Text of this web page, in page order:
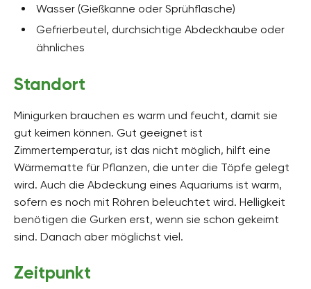
Wasser (Gießkanne oder Sprühflasche)
Gefrierbeutel, durchsichtige Abdeckhaube oder
ähnliches
Standort
Minigurken brauchen es warm und feucht, damit sie
gut keimen können. Gut geeignet ist
Zimmertemperatur, ist das nicht möglich, hilft eine
Wärmematte für Pflanzen, die unter die Töpfe gelegt
wird. Auch die Abdeckung eines Aquariums ist warm,
sofern es noch mit Röhren beleuchtet wird. Helligkeit
benötigen die Gurken erst, wenn sie schon gekeimt
sind. Danach aber möglichst viel.
Zeitpunkt